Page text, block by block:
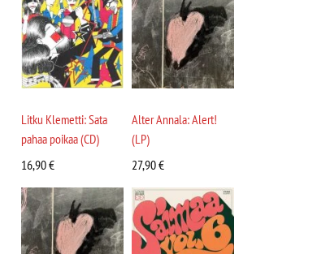
Litku Klemetti: Sata
pahaa poikaa (CD)
16,90€
Alter Annala: Alert!
(LP)
27,90€